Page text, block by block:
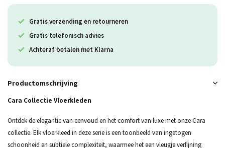
Gratis verzending en retourneren
Gratis telefonisch advies
Achteraf betalen met Klarna
Productomschrijving
Cara Collectie Vloerkleden
Ontdek de elegantie van eenvoud en het comfort van luxe met onze Cara
collectie. Elk vloerkleed in deze serie is een toonbeeld van ingetogen
schoonheid en subtiele complexiteit, waarmee het een vleugje verfijning